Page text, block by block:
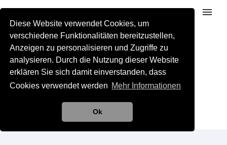
Diese Website verwendet Cookies, um
verschiedene Funktionalitäten bereitzustellen,
Anzeigen zu personalisieren und Zugriffe zu
analysieren. Durch die Nutzung dieser Website
erklären Sie sich damit einverstanden, dass
Cookies verwendet werden Mehr Informationen
Ok
[ssa_booking label=“Wimpernverlängerung“]